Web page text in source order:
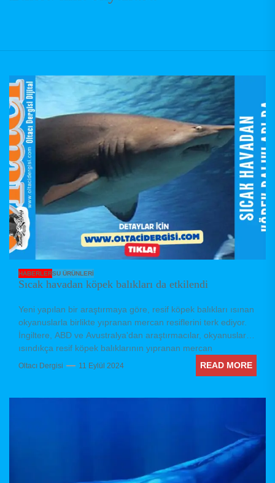
HABERLERSU ÜRÜNLERI
Sıcak havadan köpek balıkları da etkilendi
Yeni yapılan bir araştırmaya göre, resif köpek balıkları ısınan
okyanuslarla birlikte yıpranan mercan resiflerini terk ediyor.
İngiltere, ABD ve Avustralya'dan araştırmacılar, okyanuslar
ısındıkça resif köpek balıklarının yıpranan mercan
resiflerini...
Oltacı Dergisi 11 Eylül 2024 READ MORE